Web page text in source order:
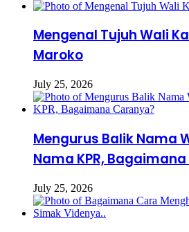
Mengenal Tujuh Wali
Maroko
July 25, 2026
Mengurus Balik Nama
Nama KPR,
July 25, 2026